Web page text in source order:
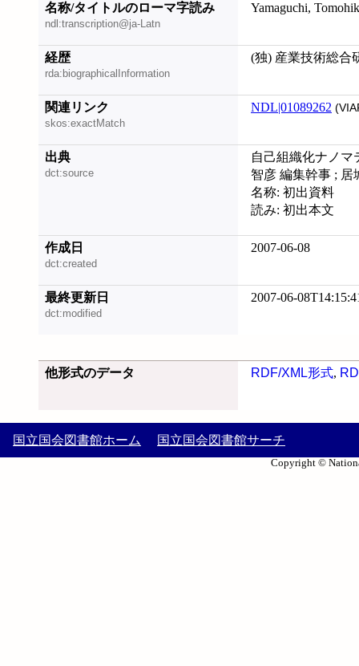
名称/タイトルのローマ字読み
ndl:transcription@ja-Latn
Yamaguchi,
経歴
rda:biographicalInformation
(独) 産業技術総合
関連リンク
skos:exactMatch
NDL|01089262
出典
dct:source
自己組織化ナノマ
智彦 編集幹事 ; 居
名称: 初出資料
読み: 初出本文
作成日
dct:created
2007-06-08
最終更新日
dct:modified
2007-06-
他形式のデータ RDF/XML形式,
国立国会図書館ホーム 国立国会図書館サーチ
Copyright ©